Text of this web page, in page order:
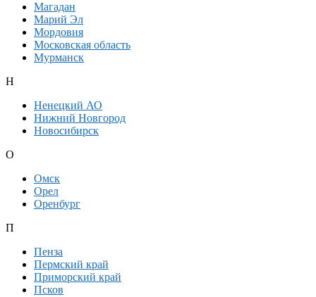
Магадан
Марий Эл
Мордовия
Московская область
Мурманск
Н
Ненецкий АО
Нижний Новгород
Новосибирск
О
Омск
Орел
Оренбург
П
Пенза
Пермский край
Приморский край
Псков